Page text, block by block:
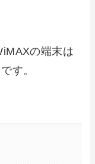
の端末は
す。